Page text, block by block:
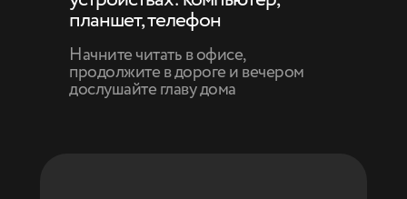
планшет, телефон
Начните читать в офисе,
продолжите в дороге и вечером
дослушайте главу дома